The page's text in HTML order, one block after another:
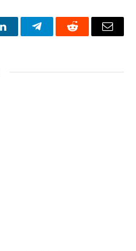
LinkedInTelegramReddit Email